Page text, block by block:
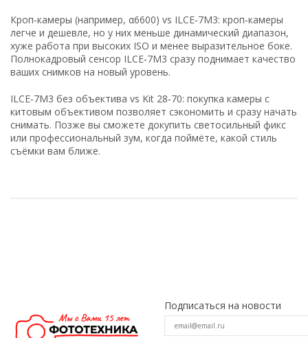
Кроп‑камеры (например, α6600) vs ILCE‑7M3: кроп‑камеры
легче и дешевле, но у них меньше динамический диапазон,
хуже работа при высоких ISO и менее выразительное боке.
Полнокадровый сенсор ILCE‑7M3 сразу поднимает качество
ваших снимков на новый уровень.
ILCE‑7M3 без объектива vs Kit 28‑70: покупка камеры с
китовым объективом позволяет сэкономить и сразу начать
снимать. Позже вы сможете докупить светосильный фикс
или профессиональный зум, когда поймёте, какой стиль
съёмки вам ближе.
Подписаться на новости